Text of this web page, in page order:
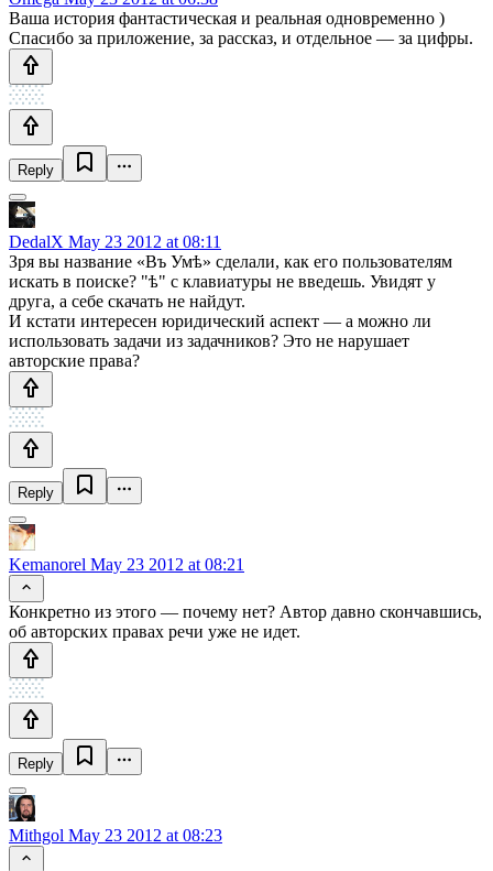
Ваша история фантастическая и реальная одновременно )
Спасибо за приложение, за рассказ, и отдельное — за цифры.
Reply
DedalX May 23 2012 at 08:11
Зря вы название «Въ Умѣ» сделали, как его пользователям
искать в поиске? "ѣ" с клавиатуры не введешь. Увидят у
друга, а себе скачать не найдут.
И кстати интересен юридический аспект — а можно ли
использовать задачи из задачников? Это не нарушает
авторские права?
Reply
Kemanorel May 23 2012 at 08:21
Конкретно из этого — почему нет? Автор давно скончавшись,
об авторских правах речи уже не идет.
Reply
Mithgol May 23 2012 at 08:23